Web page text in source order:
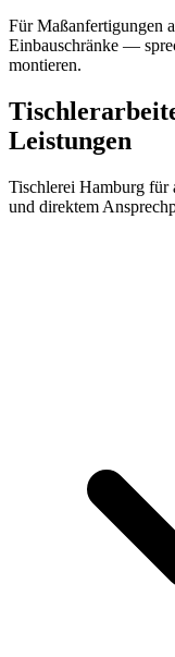
Für Maßanfertigungen
Einbauschränke —
montieren.
Leistungen
Tischlerei Hamburg
und direktem